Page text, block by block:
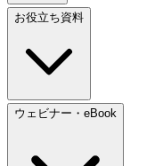
お役立ち資料
ウェビナー・eBook